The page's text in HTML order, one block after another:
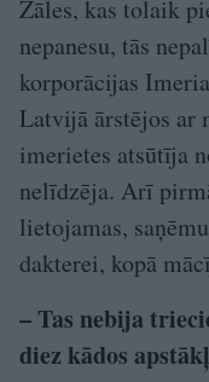
Zāles, kas tolaik
nepanesu, tās
korporācijas
Latvijā ārstējos ar
imerietes atsūtīja
nelīdzēja. Arī
lietojamas,
dakterei, kopā
– Tas nebija
diez kādos